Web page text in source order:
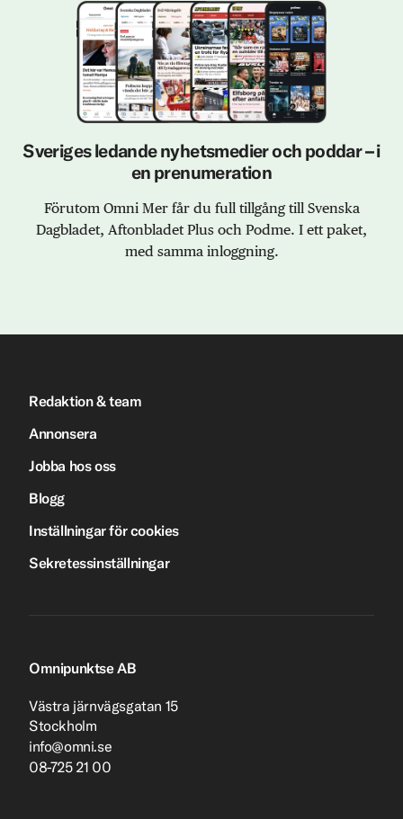
Sveriges ledande nyhetsmedier och poddar – i
en prenumeration
Förutom Omni Mer får du full tillgång till Svenska
Dagbladet, Aftonbladet Plus och Podme. I ett paket,
med samma inloggning.
Redaktion & team
Annonsera
Jobba hos oss
Blogg
Inställningar för cookies
Sekretessinställningar
Omnipunktse AB
Västra järnvägsgatan 15
Stockholm
info@omni.se
08-725 21 00